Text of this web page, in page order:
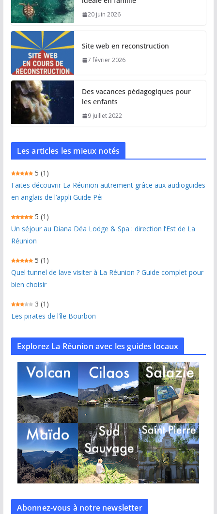
20 juin 2026
Site web en reconstruction
7 février 2026
Des vacances pédagogiques pour
les enfants
9 juillet 2022
Les articles les mieux notés
5 (1)
Faites découvrir La Réunion autrement grâce aux audioguides
en anglais de l’appli Guide Péi
5 (1)
Un séjour au Diana Déa Lodge & Spa : direction l’Est de La
Réunion
5 (1)
Quel tunnel de lave visiter à La Réunion ? Guide complet pour
bien choisir
3 (1)
Les pirates de l’île Bourbon
Explorez La Réunion avec les guides locaux
Abonnez-vous à notre newsletter